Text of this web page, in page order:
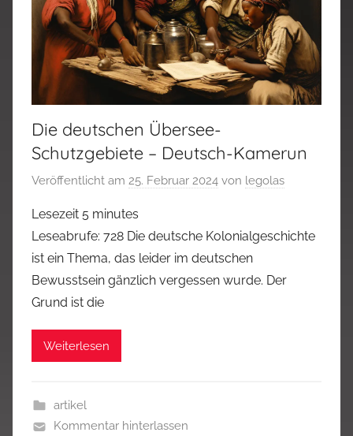
Die deutschen Übersee-
Schutzgebiete – Deutsch-Kamerun
Veröffentlicht am 25. Februar 2024 von legolas
Lesezeit 5 minutes
Leseabrufe: 728 Die deutsche Kolonialgeschichte
ist ein Thema, das leider im deutschen
Bewusstsein gänzlich vergessen wurde. Der
Grund ist die
Weiterlesen
artikel
Kommentar hinterlassen